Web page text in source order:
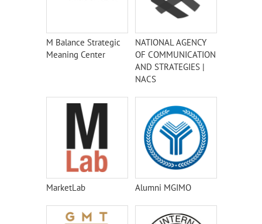
M Balance Strategic
Meaning Center
NATIONAL AGENCY
OF COMMUNICATION
AND STRATEGIES |
NACS
MarketLab Alumni MGIMO